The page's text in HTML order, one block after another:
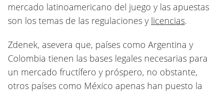
mercado latinoamericano del juego y las apuestas
son los temas de las regulaciones y licencias.
Zdenek, asevera que, países como Argentina y
Colombia tienen las bases legales necesarias para
un mercado fructífero y próspero, no obstante,
otros países como México apenas han puesto la